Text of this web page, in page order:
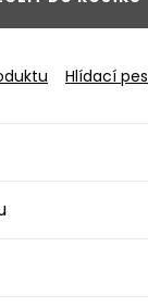
Hlídací pes